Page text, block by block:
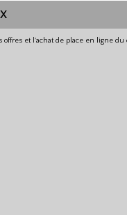
et l'achat de place en ligne du